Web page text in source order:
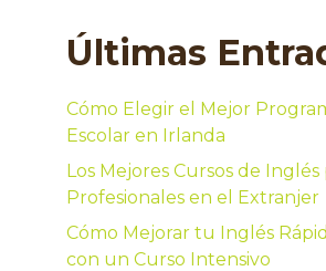
Últimas
Cómo Elegir el Mejor
Escolar en Irlanda
Los Mejores Cursos de Inglés
Profesionales en el Extranjer
Cómo Mejorar tu Inglés
con un Curso Intensivo